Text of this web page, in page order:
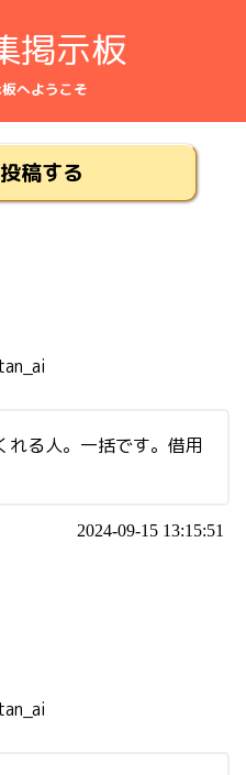
掲示板
へようこそ
稿する
る人。一括です。借用
2024-09-15 13:15:51